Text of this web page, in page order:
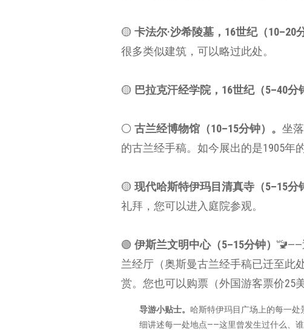
🟡 卡法尔·沙希陵墓，16世纪（10–20
很多类似建筑，可以略过此处。
🟡 巴拉克汗经学院，16世纪（5–40分
⚪️ 古兰经博物馆（10–15分钟）。 坐
的古兰经手稿。如今展出的是1905年
🟡 现代哈斯特伊玛目清真寺（5–15分
礼拜，您可以进入庭院参观。
🟢 伊斯兰文明中心（5–15分钟） 🚾——
兰经厅（奥斯曼古兰经手稿已迁至此
赏。您也可以购票（外国游客票价25
导游小贴士。 哈斯特伊玛目广场上的每一
细讲述每一处地点——这里曾发生过什么、